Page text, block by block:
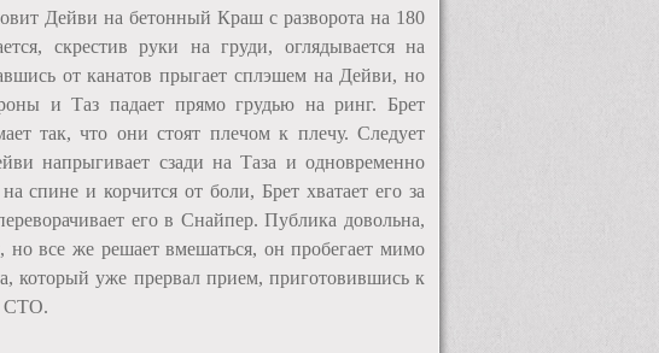
Дейви на бетонный Краш с разворота на 180
скрестив руки на груди, оглядывается на
от канатов прыгает сплэшем на Дейви, но
и Таз падает прямо грудью на ринг. Брет
так, что они стоят плечом к плечу. Следует
напрыгивает сзади на Таза и одновременно
спине и корчится от боли, Брет хватает его за
его в Снайпер. Публика довольна,
но все же решает вмешаться, он пробегает мимо
который уже прервал прием, приготовившись к
СТО.